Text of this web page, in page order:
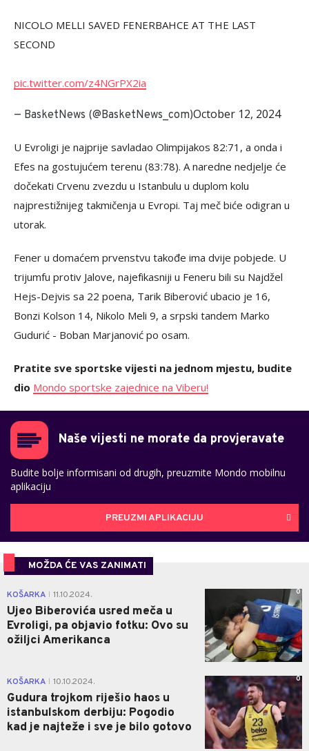
NICOLO MELLI SAVED FENERBAHCE AT THE LAST
SECOND
pic.twitter.com/z4NGrPX2ia
— BasketNews (@BasketNews_com)October 12, 2024
U Evroligi je najprije savladao Olimpijakos 82:71, a onda i
Efes na gostujućem terenu (83:78). A naredne nedjelje će
dočekati Crvenu zvezdu u Istanbulu u duplom kolu
najprestižnijeg takmičenja u Evropi. Taj meč biće odigran u
utorak.
Fener u domaćem prvenstvu takođe ima dvije pobjede. U
trijumfu protiv Jalove, najefikasniji u Feneru bili su Najdžel
Hejs-Dejvis sa 22 poena, Tarik Biberović ubacio je 16,
Bonzi Kolson 14, Nikolo Meli 9, a srpski tandem Marko
Gudurić - Boban Marjanović po osam.
Pratite sve sportske vijesti na jednom mjestu, budite
dio Mondo sportske zajednice na Viberu!
Naše vijesti ne morate da provjeravate
Budite bolje informisani od drugih, preuzmite Mondo mobilnu
aplikaciju
PREUZMI APLIKACIJU
MOŽDA ĆE VAS ZANIMATI
KOŠARKA 11.10.2024.
Ujeo Biberovića usred meča u
Evroligi, pa objavio fotku: Ovo su
ožiljci Amerikanca
0
KOŠARKA 10.10.2024.
Gudura trojkom riješio haos u
istanbulskom derbiju: Pogodio
kad je najteže i sve je bilo gotovo
0